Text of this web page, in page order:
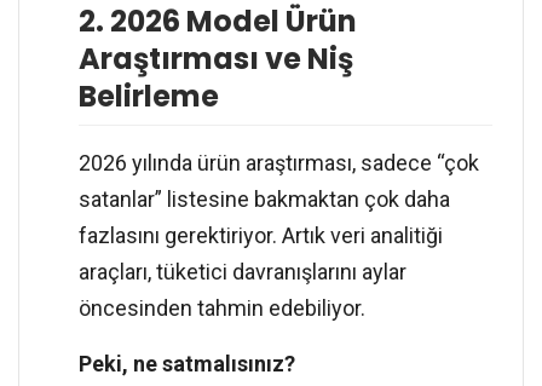
2. 2026 Model Ürün
Araştırması ve Niş
Belirleme
2026 yılında ürün araştırması, sadece “çok
satanlar” listesine bakmaktan çok daha
fazlasını gerektiriyor. Artık veri analitiği
araçları, tüketici davranışlarını aylar
öncesinden tahmin edebiliyor.
Peki, ne satmalısınız?